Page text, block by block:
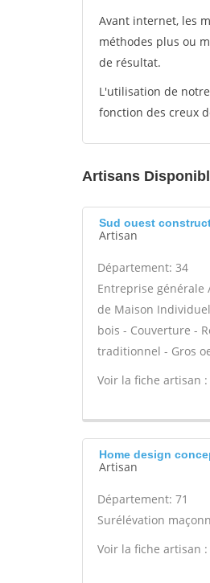
Avant internet, les
méthodes plus ou
de résultat.
L'utilisation de
fonction des creux
Artisans
Sud ouest
Artisan
Département: 34
Entreprise générale
de Maison
bois - Couverture -
traditionnel - Gros
Voir la fiche artisan :
Home design
Artisan
Département: 71
Surélévation
Voir la fiche artisan :